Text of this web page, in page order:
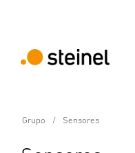
Grupo Sensores